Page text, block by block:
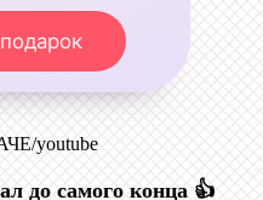
youtube
до самого конца 👍